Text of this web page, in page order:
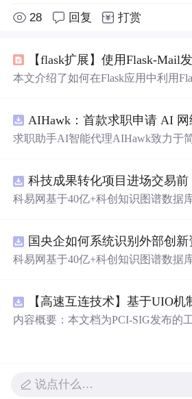
28 回复 打赏
【flask扩展】使用Flask-Mail
本文介绍了如何在Flask应用中利用
AIHawk：首款求职申请 AI 网
求职助手AI智能代理AIHawk致力于
科易网基于40亿+科创知识图谱数据
新领域的AI+数智化解决方案，推动
智能化发展。
科易网基于40亿+科创知识图谱数据
新领域的AI+数智化解决方案，推动
智能化发展。
内容概要：本文档为PCI-SIG发布的
式，定义了一套新的TLP（事务层
请求方（Requester）自主管理数据
说点什么…